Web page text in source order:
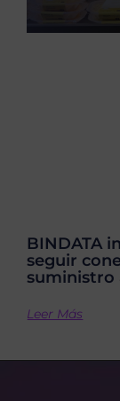
BINDATA
seguir
suministro
Leer Más